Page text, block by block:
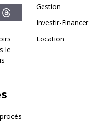
le
Gestion
Investir-Financer
Location